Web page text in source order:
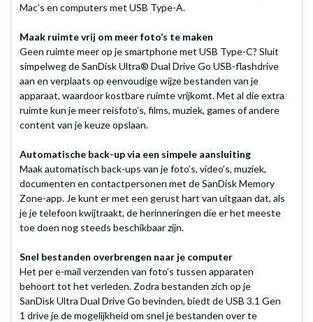
Mac’s en computers met USB Type-A.
Maak ruimte vrij om meer foto’s te maken
Geen ruimte meer op je smartphone met USB Type-C? Sluit
simpelweg de SanDisk Ultra® Dual Drive Go USB-flashdrive
aan en verplaats op eenvoudige wijze bestanden van je
apparaat, waardoor kostbare ruimte vrijkomt. Met al die extra
ruimte kun je meer reisfoto’s, films, muziek, games of andere
content van je keuze opslaan.
Automatische back-up via een simpele aansluiting
Maak automatisch back-ups van je foto’s, video’s, muziek,
documenten en contactpersonen met de SanDisk Memory
Zone-app. Je kunt er met een gerust hart van uitgaan dat, als
je je telefoon kwijtraakt, de herinneringen die er het meeste
toe doen nog steeds beschikbaar zijn.
Snel bestanden overbrengen naar je computer
Het per e-mail verzenden van foto’s tussen apparaten
behoort tot het verleden. Zodra bestanden zich op je
SanDisk Ultra Dual Drive Go bevinden, biedt de USB 3.1 Gen
1 drive je de mogelijkheid om snel je bestanden over te